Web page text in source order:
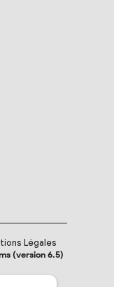
Légales
(version 6.5)